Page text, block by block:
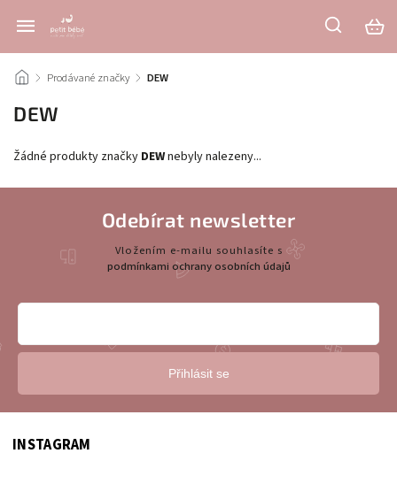
/ Prodávané značky / DEW
DEW
Žádné produkty značky DEWnebyly nalezeny...
INSTAGRAM
Odebírat newsletter
Vložením e-mailu souhlasíte s
podmínkami ochrany osobních údajů
Přihlásit se